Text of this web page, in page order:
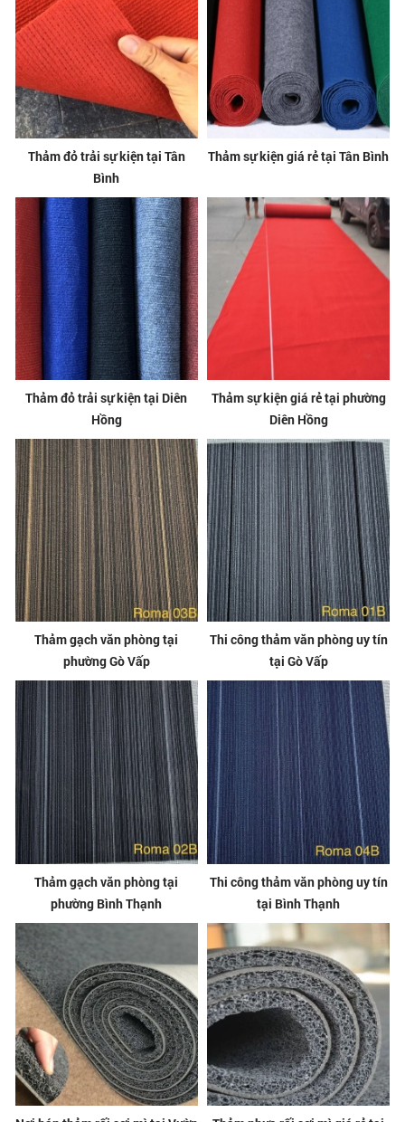
Thảm đỏ trải sự kiện tại Tân
Bình
Thảm sự kiện giá rẻ tại Tân Bình
Thảm đỏ trải sự kiện tại Diên
Hồng
Thảm sự kiện giá rẻ tại phường
Diên Hồng
Thảm gạch văn phòng tại
phường Gò Vấp
Thi công thảm văn phòng uy tín
tại Gò Vấp
Thảm gạch văn phòng tại
phường Bình Thạnh
Thi công thảm văn phòng uy tín
tại Bình Thạnh